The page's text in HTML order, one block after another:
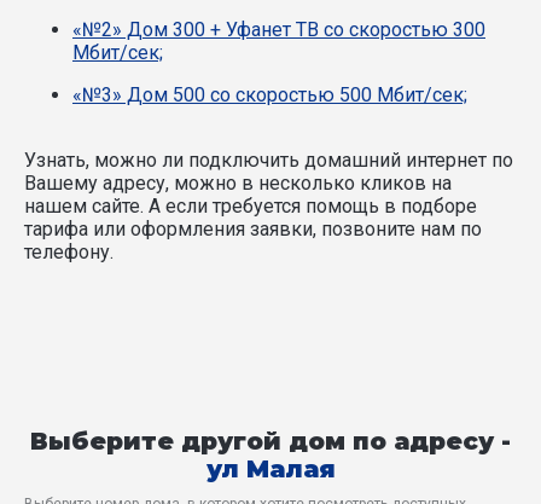
«№2» Дом 300 + Уфанет ТВ со скоростью 300
Мбит/сек;
«№3» Дом 500 со скоростью 500 Мбит/сек;
Узнать, можно ли подключить домашний интернет по
Вашему адресу, можно в несколько кликов на
нашем сайте. А если требуется помощь в подборе
тарифа или оформления заявки, позвоните нам по
телефону.
Выберите другой дом по адресу -
ул Малая